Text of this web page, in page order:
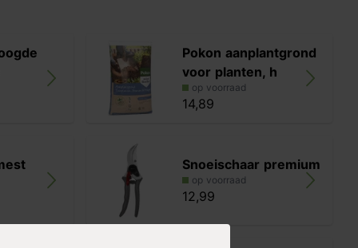
Pokon aanplantgrond
voor planten, h
op voorraad
14,89
Snoeischaar premium
op voorraad
12,99